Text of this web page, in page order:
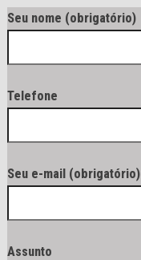
Seu nome (obrigatório)
Telefone
Seu e-mail (obrigatório)
Assunto